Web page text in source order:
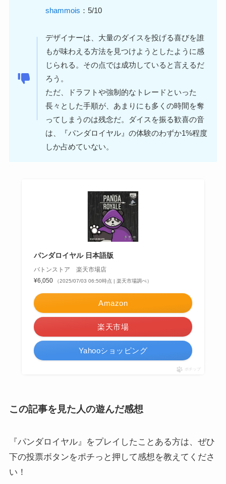
shammois ：5/10
デザイナーは、大量のダイスを投げる喜びを誰
もが味わえる方法を見つけようとしたように感
じられる。その点では成功していると言えるだ
ろう。
ただ、ドラフトや強制的なトレードといった
長々とした手順が、あまりにも多くの時間を奪
ってしまうのは残念だ。ダイスを振る歓喜の音
は、『パンダロイヤル』の体験のわずか1%程度
しか占めていない。
パンダロイヤル 日本語版
バトンストア 楽天市場店
¥6,050
（2025/07/03 06:50時点 | 楽天市場調べ）
Amazon
楽天市場
Yahooショッピング
ポチップ
この記事を見た人の遊んだ感想
『パンダロイヤル』をプレイしたことある方は、ぜひ
下の投票ボタンをポチっと押して感想を教えてくださ
い！